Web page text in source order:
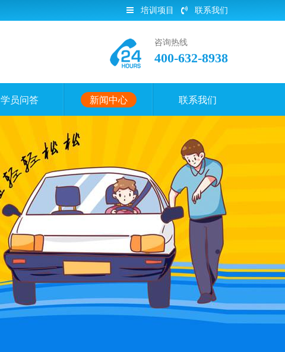
培训项目 联系我们
咨询热线
400-632-8938
学员问答 新闻中心 联系我们